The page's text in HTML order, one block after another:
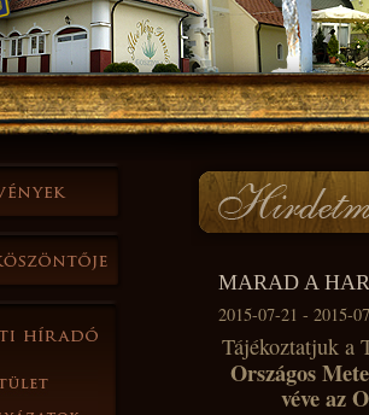
MARAD A
2015-07-21 - 2015-
Tájékoztatjuk a
Országos
véve az